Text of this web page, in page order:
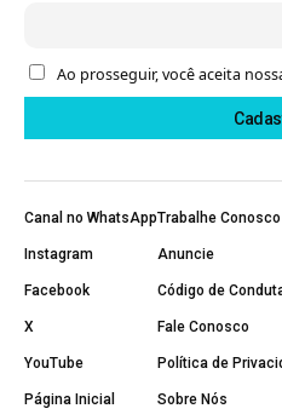
Ao prosseguir, você aceita
Canal no WhatsApp
Instagram
Facebook
X
YouTube
Página Inicial
Trabalhe Conosco
Anuncie
Código de
Fale Conosco
Política de
Sobre Nós